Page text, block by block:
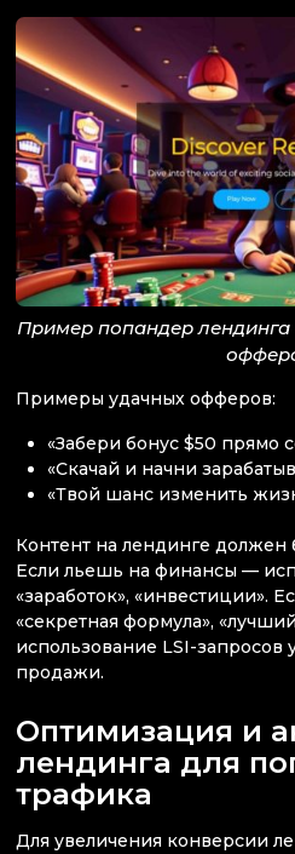
Пример попандер
Примеры удачных офферов:
«Забери бонус $50 прямо
«Скачай и начни
«Твой шанс изменить
Контент на лендинге должен
Если льешь на финансы —
«заработок», «инвестиции».
«секретная формула»,
использование LSI-запросов
продажи.
Оптимизация и
лендинга для
трафика
Для увеличения конверсии